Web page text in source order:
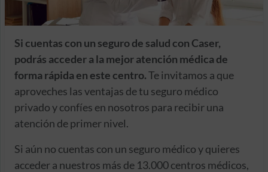
Si cuentas con un seguro de salud con Caser,
podrás acceder a la mejor atención médica de
forma rápida en este centro.Te invitamos a que
aproveches las ventajas de tu seguro médico
privado y confíes en nosotros para recibir una
atención de primer nivel.
Si aún no cuentas con un seguro médico y quieres
acceder a nuestros más de 13.000 centros médicos,